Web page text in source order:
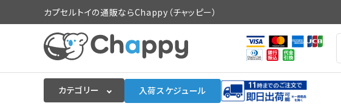
カプセルトイの通販ならChappy（チャッピー）
カテゴリー 入荷スケジュール